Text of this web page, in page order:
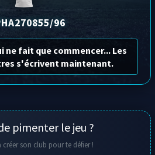
96
ne fait que commencer... Les
s'écrivent maintenant.
pimenter le jeu ?
son club pour te défier !